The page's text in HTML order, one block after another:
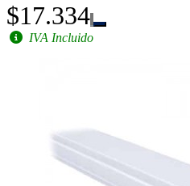
$17.334
IVA Incluido